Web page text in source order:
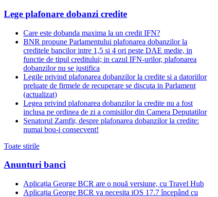
Lege plafonare dobanzi credite
Care este dobanda maxima la un credit IFN?
BNR propune Parlamentului plafonarea dobanzilor la
creditele bancilor intre 1,5 si 4 ori peste DAE medie, in
functie de tipul creditului; in cazul IFN-urilor, plafonarea
dobanzilor nu se justifica
Legile privind plafonarea dobanzilor la credite si a datoriilor
preluate de firmele de recuperare se discuta in Parlament
(actualizat)
Legea privind plafonarea dobanzilor la credite nu a fost
inclusa pe ordinea de zi a comisiilor din Camera Deputatilor
Senatorul Zamfir, despre plafonarea dobanzilor la credite:
numai bou-i consecvent!
Toate stirile
Anunturi banci
Aplicația George BCR are o nouă versiune, cu Travel Hub
Aplicația George BCR va necesita iOS 17.7 începând cu